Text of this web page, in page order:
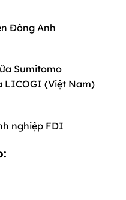
Đông Anh
Sumitomo
LICOGI (Việt Nam)
nghiệp FDI